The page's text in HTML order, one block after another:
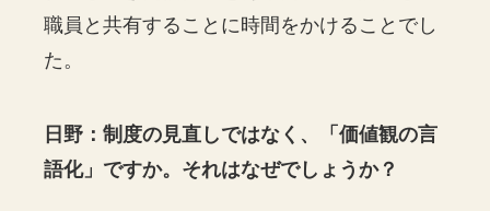
職員と共有することに時間をかけることでし
た。
日野：制度の見直しではなく、「価値観の言
語化」ですか。それはなぜでしょうか？